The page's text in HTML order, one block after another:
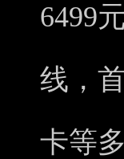
6499
线，
卡等